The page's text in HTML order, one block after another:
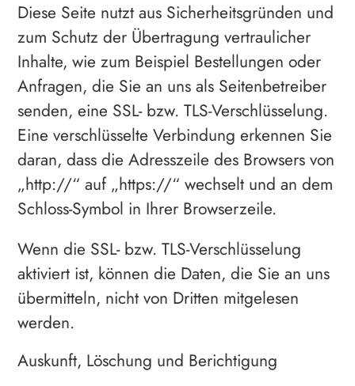
Diese Seite nutzt aus Sicherheitsgründen und
zum Schutz der Übertragung vertraulicher
Inhalte, wie zum Beispiel Bestellungen oder
Anfragen, die Sie an uns als Seitenbetreiber
senden, eine SSL- bzw. TLS-Verschlüsselung.
Eine verschlüsselte Verbindung erkennen Sie
daran, dass die Adresszeile des Browsers von
„http://“ auf „https://“ wechselt und an dem
Schloss-Symbol in Ihrer Browserzeile.
Wenn die SSL- bzw. TLS-Verschlüsselung
aktiviert ist, können die Daten, die Sie an uns
übermitteln, nicht von Dritten mitgelesen
werden.
Auskunft, Löschung und Berichtigung